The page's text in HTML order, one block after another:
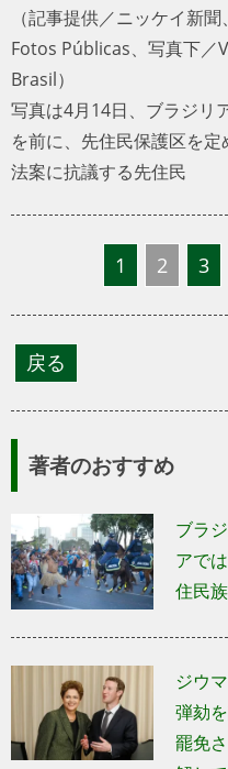
（記事提供／ニッケイ新
Fotos Públicas、写真下／
Brasil）
写真は4月14日、ブラジリ
を前に、先住民保護区を
法案に抗議する先住民
1 2 3
著者のおすすめ
ブラ
アで
住民
ジウ
弾劾
罷免